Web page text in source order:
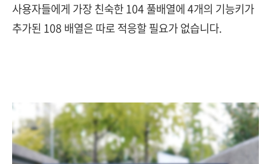
사용자들에게 가장 친숙한 104 풀배열에 4개의 기능키가
추가된 108 배열은 따로 적응할 필요가 없습니다.